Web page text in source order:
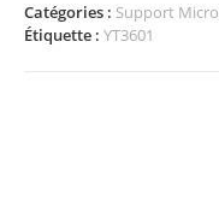
Catégories : Support Micro
Étiquette :YT3601